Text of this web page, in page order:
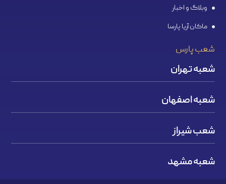
وبلاگ و اخبار
ماکان آریا پارسا
شعب پارس
شعبه تهران
شعبه اصفهان
شعب شیراز
شعبه مشهد